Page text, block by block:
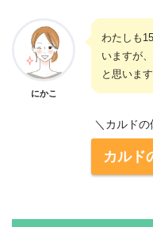
にかこ
わたしも
いますが
と思います
＼カルド
カルド